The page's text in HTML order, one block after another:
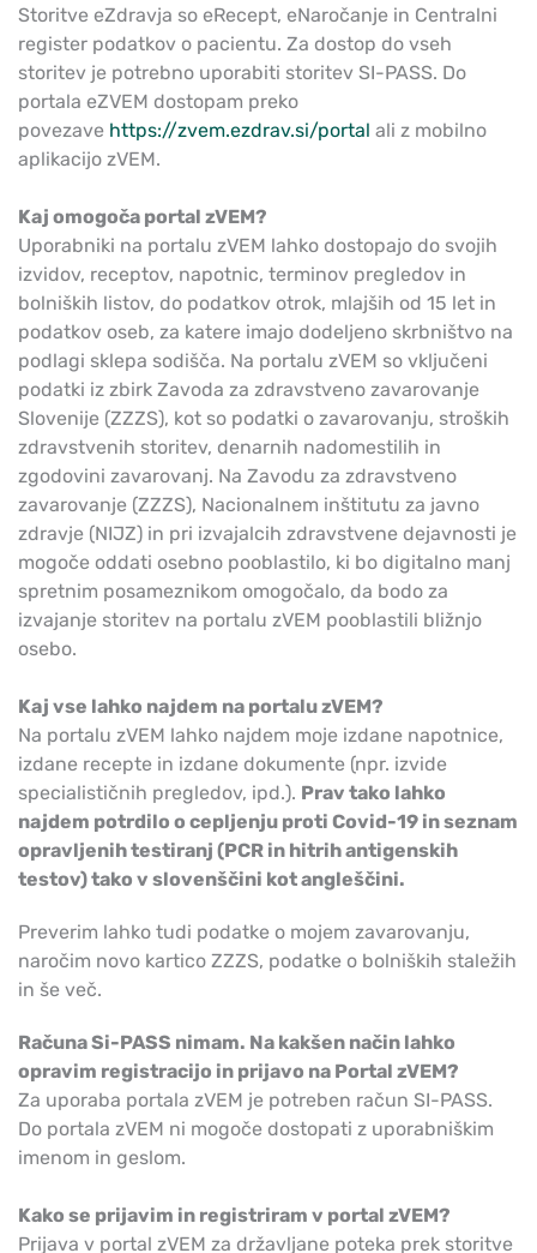
Storitve eZdravja so eRecept, eNaročanje in Centralni
register podatkov o pacientu. Za dostop do vseh
storitev je potrebno uporabiti storitev SI-PASS. Do
portala eZVEM dostopam preko
povezave https://zvem.ezdrav.si/portal ali z mobilno
aplikacijo zVEM.
Kaj omogoča portal zVEM?
Uporabniki na portalu zVEM lahko dostopajo do svojih
izvidov, receptov, napotnic, terminov pregledov in
bolniških listov, do podatkov otrok, mlajših od 15 let in
podatkov oseb, za katere imajo dodeljeno skrbništvo na
podlagi sklepa sodišča. Na portalu zVEM so vključeni
podatki iz zbirk Zavoda za zdravstveno zavarovanje
Slovenije (ZZZS), kot so podatki o zavarovanju, stroških
zdravstvenih storitev, denarnih nadomestilih in
zgodovini zavarovanj. Na Zavodu za zdravstveno
zavarovanje (ZZZS), Nacionalnem inštitutu za javno
zdravje (NIJZ) in pri izvajalcih zdravstvene dejavnosti je
mogoče oddati osebno pooblastilo, ki bo digitalno manj
spretnim posameznikom omogočalo, da bodo za
izvajanje storitev na portalu zVEM pooblastili bližnjo
osebo.
Kaj vse lahko najdem na portalu zVEM?
Na portalu zVEM lahko najdem moje izdane napotnice,
izdane recepte in izdane dokumente (npr. izvide
specialističnih pregledov, ipd.). Prav tako lahko
najdem potrdilo o cepljenju proti Covid-19 in seznam
opravljenih testiranj (PCR in hitrih antigenskih
testov) tako v slovenščini kot angleščini.
Preverim lahko tudi podatke o mojem zavarovanju,
naročim novo kartico ZZZS, podatke o bolniških staležih
in še več.
Računa Si-PASS nimam. Na kakšen način lahko
opravim registracijo in prijavo na Portal zVEM?
Za uporaba portala zVEM je potreben račun SI-PASS.
Do portala zVEM ni mogoče dostopati z uporabniškim
imenom in geslom.
Kako se prijavim in registriram v portal zVEM?
Prijava v portal zVEM za državljane poteka prek storitve